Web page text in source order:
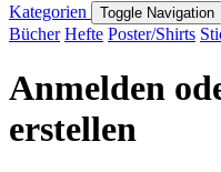
Kategorien
Toggle Navigation
Bücher Hefte Poster/Shirts
Anmelden
erstellen